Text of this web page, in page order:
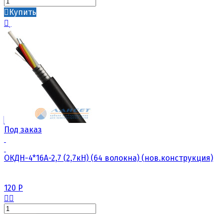
Купить
Под заказ
ОКДН-4*16А-2,7 (2,7кН) (64 волокна) (нов.конструкция)
120 Р